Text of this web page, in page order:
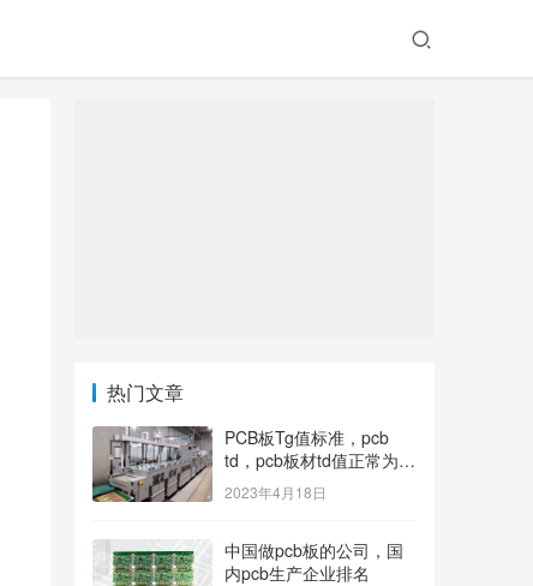
热门文章
PCB板Tg值标准，pcb
td，pcb板材td值正常为多
少？
2023年4月18日
中国做pcb板的公司，国
内pcb生产企业排名